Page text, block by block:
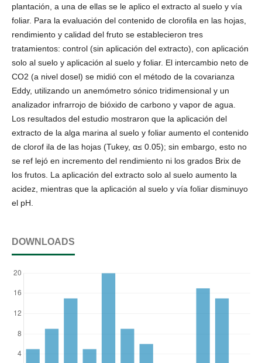
plantación, a una de ellas se le aplico el extracto al suelo y vía
foliar. Para la evaluación del contenido de clorofila en las hojas,
rendimiento y calidad del fruto se establecieron tres
tratamientos: control (sin aplicación del extracto), con aplicación
solo al suelo y aplicación al suelo y foliar. El intercambio neto de
CO2 (a nivel dosel) se midió con el método de la covarianza
Eddy, utilizando un anemómetro sónico tridimensional y un
analizador infrarrojo de bióxido de carbono y vapor de agua.
Los resultados del estudio mostraron que la aplicación del
extracto de la alga marina al suelo y foliar aumento el contenido
de clorof ila de las hojas (Tukey, α≤ 0.05); sin embargo, esto no
se ref lejó en incremento del rendimiento ni los grados Brix de
los frutos. La aplicación del extracto solo al suelo aumento la
acidez, mientras que la aplicación al suelo y vía foliar disminuyo
el pH.
DOWNLOADS